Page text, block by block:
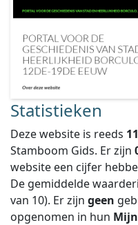
Statistieken
Deze website is reeds
Stamboom Gids. Er zijn
website een cijfer
De gemiddelde
van 10). Er zijn geen
opgenomen in hun